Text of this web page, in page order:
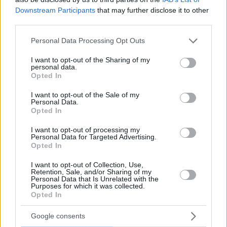
Downstream Participants that may further disclose it to other
Please note that this website/app uses one or more Google
not limited to your visit or usage behaviour. You may click to
grant or deny consent to Google and its third-party tags to
use your data for below specified purposes in below Google
consent section.
Personal Data Processing Opt Outs
I want to opt-out of the Sharing of my
personal data.
Opted In
I want to opt-out of the Sale of my
Personal Data.
Opted In
I want to opt-out of processing my
Personal Data for Targeted Advertising.
Opted In
I want to opt-out of Collection, Use,
Retention, Sale, and/or Sharing of my
Personal Data that Is Unrelated with the
Purposes for which it was collected.
Opted In
Google consents
SOLD OUT 💥🏠
Looks like 2026 already feels familiar. ☘
And if there’s a place that is definitely going to